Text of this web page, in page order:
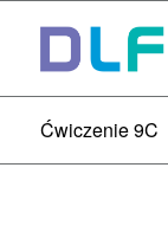
Ćwiczenie 9C